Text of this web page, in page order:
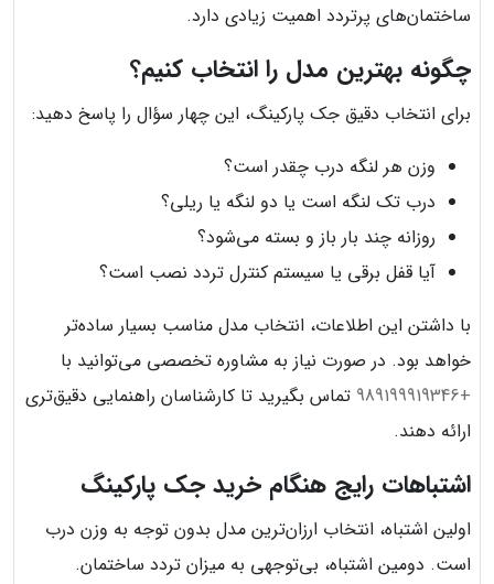
ساختمان‌های پرتردد اهمیت زیادی دارد.
چگونه بهترین مدل را انتخاب کنیم؟
برای انتخاب دقیق جک پارکینگ، این چهار سؤال را پاسخ دهید:
وزن هر لنگه درب چقدر است؟
درب تک لنگه است یا دو لنگه یا ریلی؟
روزانه چند بار باز و بسته می‌شود؟
آیا قفل برقی یا سیستم کنترل تردد نصب است؟
با داشتن این اطلاعات، انتخاب مدل مناسب بسیار ساده‌تر
خواهد بود. در صورت نیاز به مشاوره تخصصی می‌توانید با
+989199919346
تماس بگیرید تا کارشناسان راهنمایی دقیق‌تری
ارائه دهند.
اشتباهات رایج هنگام خرید جک پارکینگ
اولین اشتباه، انتخاب ارزان‌ترین مدل بدون توجه به وزن درب
است. دومین اشتباه، بی‌توجهی به میزان تردد ساختمان.